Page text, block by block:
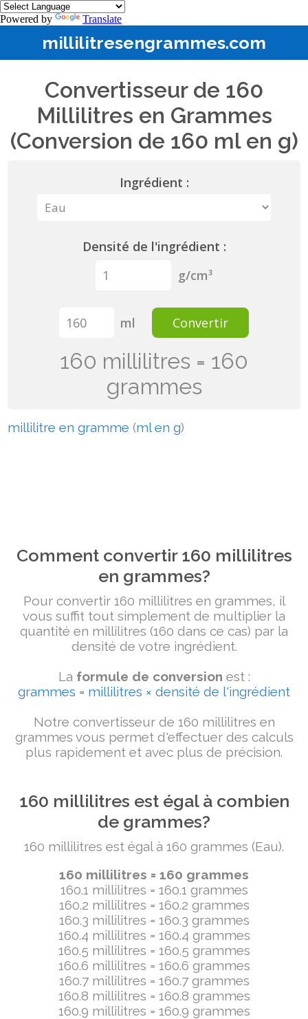
Powered by Translate
millilitresengrammes.com
Convertisseur de 160
Millilitres en Grammes
(Conversion de 160 ml en g)
Ingrédient :
Densité de l'ingrédient :
g/cm³
ml Convertir
160 millilitres = 160
grammes
millilitre en gramme (ml en g)
Comment convertir 160 millilitres
en grammes?
Pour convertir 160 millilitres en grammes, il
vous suffit tout simplement de multiplier la
quantité en millilitres (160 dans ce cas) par la
densité de votre ingrédient.
La formule de conversion est :
grammes = millilitres × densité de l'ingrédient
Notre convertisseur de 160 millilitres en
grammes vous permet d'effectuer des calculs
plus rapidement et avec plus de précision.
160 millilitres est égal à combien
de grammes?
160 millilitres est égal à 160 grammes (Eau).
160 millilitres = 160 grammes
160.1 millilitres = 160.1 grammes
160.2 millilitres = 160.2 grammes
160.3 millilitres = 160.3 grammes
160.4 millilitres = 160.4 grammes
160.5 millilitres = 160.5 grammes
160.6 millilitres = 160.6 grammes
160.7 millilitres = 160.7 grammes
160.8 millilitres = 160.8 grammes
160.9 millilitres = 160.9 grammes